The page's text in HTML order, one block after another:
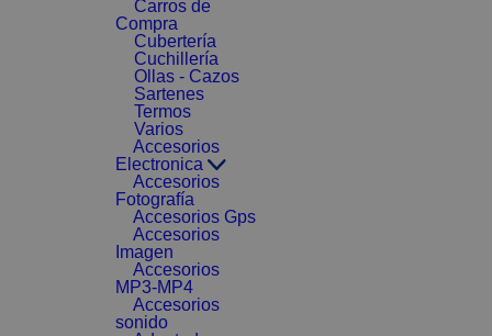
Carros de
Compra
Cubertería
Cuchillería
Ollas - Cazos
Sartenes
Termos
Varios
Accesorios
Electronica
Accesorios
Fotografía
Accesorios Gps
Accesorios
Imagen
Accesorios
MP3-MP4
Accesorios
sonido